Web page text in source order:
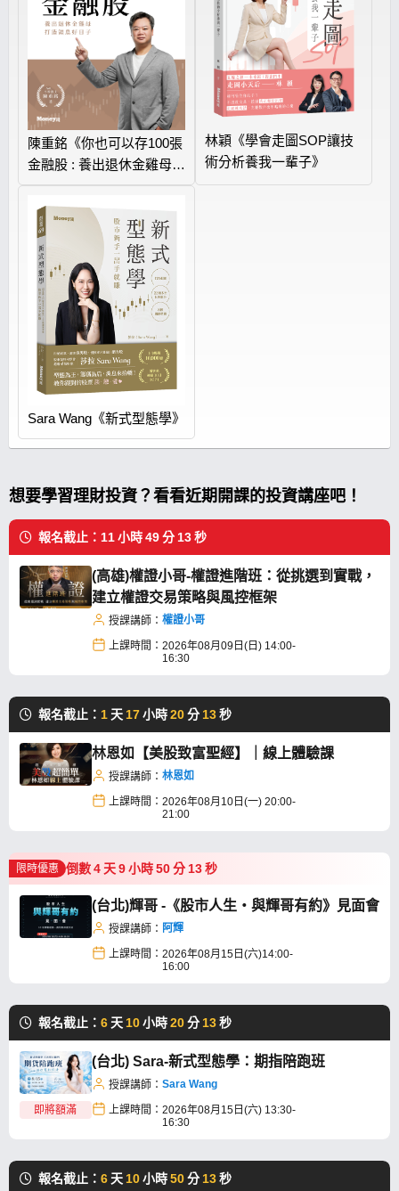
陳重銘《你也可以存100張
金融股 : 養出退休金雞母
打造領息好日子》
林穎《學會走圖SOP讓技
術分析養我一輩子》
Sara Wang《新式型態學》
想要學習理財投資？看看近期開課的投資講座吧！
報名截止： 11小時49分13秒
(高雄)權證小哥-權證進階班：從挑選到實戰，
建立權證交易策略與風控框架
授課講師： 權證小哥
上課時間： 2026年08月09日(日) 14:00-
16:30
報名截止： 1 天17小時20分13秒
林恩如【美股致富聖經】｜線上體驗課
授課講師： 林恩如
上課時間： 2026年08月10日(一) 20:00-
21:00
限時優惠 倒數4 天9小時50分13秒
(台北)輝哥 -《股市人生・與輝哥有約》見面會
授課講師： 阿輝
上課時間： 2026年08月15日(六)14:00-
16:00
報名截止： 6 天10小時20分13秒
即將額滿
(台北) Sara-新式型態學：期指陪跑班
授課講師： Sara Wang
上課時間： 2026年08月15日(六) 13:30-
16:30
報名截止： 6 天10小時50分13秒